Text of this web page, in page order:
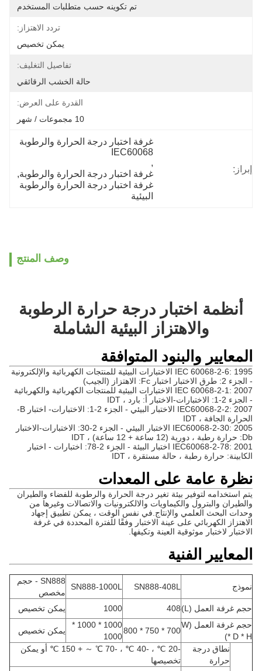
تم تكوينه حسب متطلبات المستخدم
تردد الاهتزاز:
يمكن تخصيص
تفاصيل التغليف:
حالة الخشب الرقائقي
القدرة على العرض:
10 مجموعات / شهر
إبراز:
غرفة اختبار درجة الحرارة والرطوبة
IEC60068
,
غرفة اختبار درجة الحرارة والرطوبة,
غرفة اختبار درجة الحرارة والرطوبة
البيئية
وصف المنتج
أنظمة اختبار درجة حرارة الرطوبة
والاهتزاز البيئية الشاملة
المعايير والبنود المتوافقة
IEC 60068-2-6: 1995 الاختبارات البيئية للمنتجات الكهربائية والإلكترونية
- الجزء 2: طرق الاختبار اختبار Fc: الاهتزاز (الجيب)
IEC 60068-2-1: 2007 الاختبارات البيئية للمنتجات الكهربائية والكهربائية
- الجزء 2-1: الاختبارات-الاختبار أ: بارد ، IDT
IEC60068-2-2: 2007 الاختبار البيئي - الجزء 2-1: الاختبارات- اختبار B-
الحرارة الجافة ، IDT
IEC60068-2-30: 2005 الاختبار البيئي - الجزء 2-30: الاختبارات-الاختبار
Db: حرارة رطبة ، دورية (12 ساعة + 12 ساعة) ، IDT
IEC60068-2-78: 2001 اختبار البيئة - الجزء 2-78: اختبارات - اختبار
الكابينة: حرارة رطبة ، حالة مستقرة ، IDT
نظرة عامة على المعدات
يتم استخدامه لتوفير بيئة تغير درجة الحرارة والرطوبة للفضاء والطيران
والطيران والبترول والكيماويات والالكترونيات والاتصالات وغيرها من
وحدات البحث العلمي والإنتاج.في نفس الوقت ، يمكن تطبيق إجهاد
الاهتزاز الكهربائي على عينة الاختبار وفقًا للفترة المحددة في غرفة
الاختبار لاختبار موثوقية العينة وتكيفها.
المعايير الفنية
نموذج SN888-408L
SN888-1000L
SN888 - حجم
مخصص
حجم غرفة العمل (L)
408
1000
يمكن تخصيص
حجم غرفة العمل (W
* D * H)
700 * 750 * 800
1000 * 1000 *
1000
يمكن تخصيص
نطاق درجة
حرارة
-20 ℃ ، -40 ℃ ، -70 ℃ ～ + 150 ℃ أو يمكن
تخصيصها